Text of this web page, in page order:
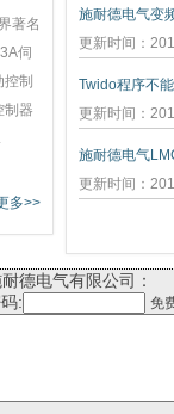
著名
伺
制
制器
多>>
施耐德电气变
更新时间：
Twido程序不
更新时间：
施耐德电气
更新时间：
德电气有限公司：
: 免